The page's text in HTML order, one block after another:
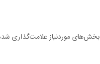
بخش‌های موردنیاز علامت‌گذاری